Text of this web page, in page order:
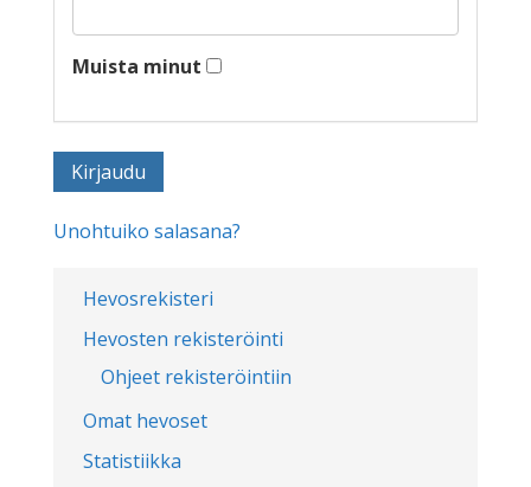
Hevosrekisteri
Hevosten rekisteröinti
Ohjeet rekisteröintiin
Omat hevoset
Statistiikka
Muista minut
Unohtuiko salasana?